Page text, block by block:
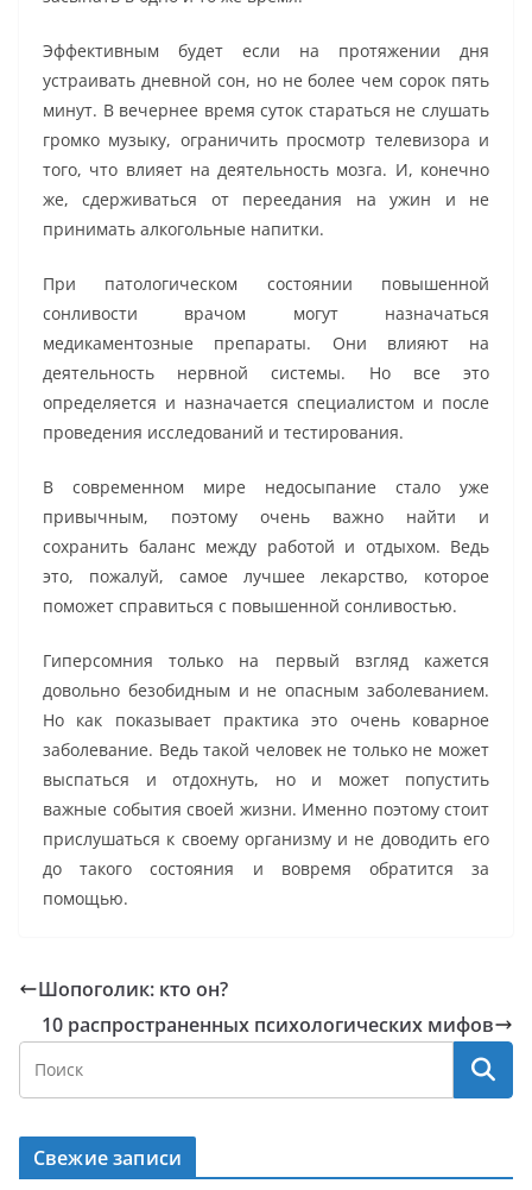
Эффективным будет если на протяжении дня
устраивать дневной сон, но не более чем сорок пять
минут. В вечернее время суток стараться не слушать
громко музыку, ограничить просмотр телевизора и
того, что влияет на деятельность мозга. И, конечно
же, сдерживаться от переедания на ужин и не
принимать алкогольные напитки.
При патологическом состоянии повышенной
сонливости врачом могут назначаться
медикаментозные препараты. Они влияют на
деятельность нервной системы. Но все это
определяется и назначается специалистом и после
проведения исследований и тестирования.
В современном мире недосыпание стало уже
привычным, поэтому очень важно найти и
сохранить баланс между работой и отдыхом. Ведь
это, пожалуй, самое лучшее лекарство, которое
поможет справиться с повышенной сонливостью.
Гиперсомния только на первый взгляд кажется
довольно безобидным и не опасным заболеванием.
Но как показывает практика это очень коварное
заболевание. Ведь такой человек не только не может
выспаться и отдохнуть, но и может попустить
важные события своей жизни. Именно поэтому стоит
прислушаться к своему организму и не доводить его
до такого состояния и вовремя обратится за
помощью.
Шопоголик: кто он?
10 распространенных психологических мифов
Свежие записи